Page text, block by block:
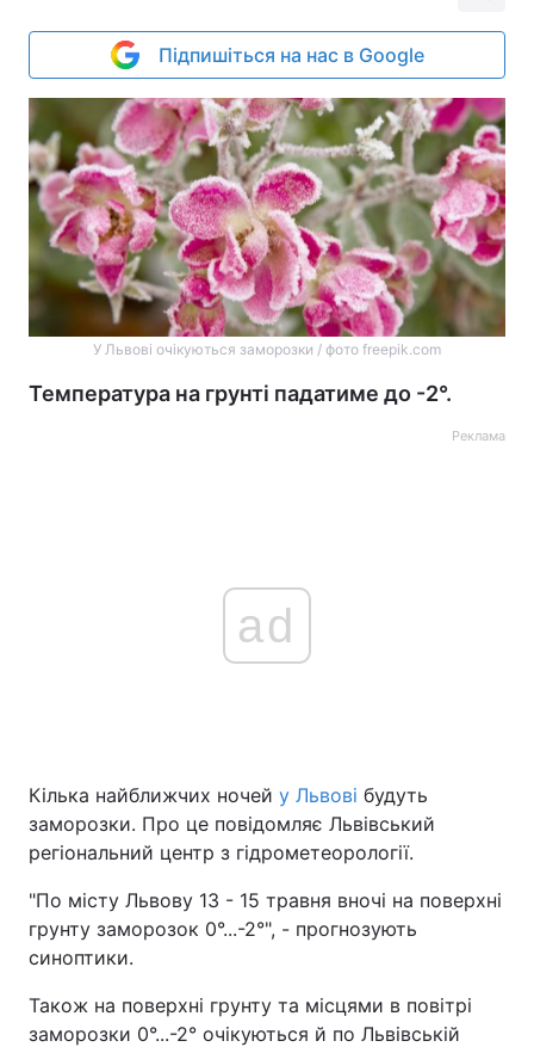
Підпишіться на нас в Google
У Львові очікуються заморозки / фото freepik.com
Температура на грунті падатиме до -2°.
Реклама
ad
Кілька найближчих ночей у Львові будуть
заморозки. Про це повідомляє Львівський
регіональний центр з гідрометеорології.
"По місту Львову 13 - 15 травня вночі на поверхні
грунту заморозок 0°...-2°", - прогнозують
синоптики.
Також на поверхні грунту та місцями в повітрі
заморозки 0°...-2° очікуються й по Львівській